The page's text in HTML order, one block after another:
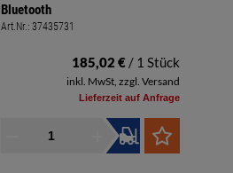
Bluetooth
Art.Nr.: 37435731
185,02 € / 1 Stück
inkl. MwSt, zzgl. Versand
Lieferzeit auf Anfrage